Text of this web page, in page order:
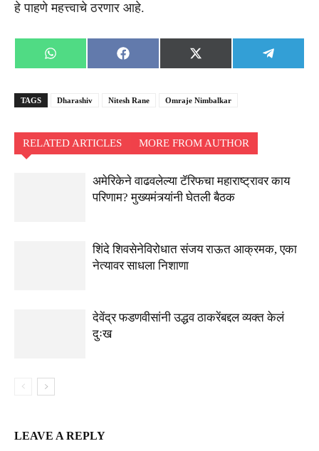
हे पाहणे महत्त्वाचे ठरणार आहे.
Share
on
WhatsApp
Share
on
Facebook
Share
on
X
(Twitter)
Share
on
TAGS Dharashiv Nitesh Rane Omraje Nimbalkar
RELATED ARTICLES MORE FROM AUTHOR
अमेरिकेने वाढवलेल्या टॅरिफचा महाराष्ट्रावर काय
परिणाम? मुख्यमंत्र्यांनी घेतली बैठक
शिंदे शिवसेनेविरोधात संजय राऊत आक्रमक, एका
नेत्यावर साधला निशाणा
देवेंद्र फडणवीसांनी उद्धव ठाकरेंबद्दल व्यक्त केलं
दुःख
LEAVE A REPLY